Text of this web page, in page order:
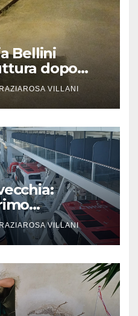
Bellini
dopo
VILLANI
ad una
VILLANI